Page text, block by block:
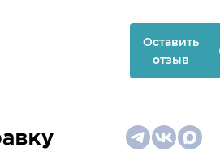
Оставить
отзыв